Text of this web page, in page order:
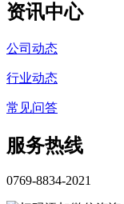
资讯中心
公司动态
行业动态
常见问答
服务热线
0769-8834-2021